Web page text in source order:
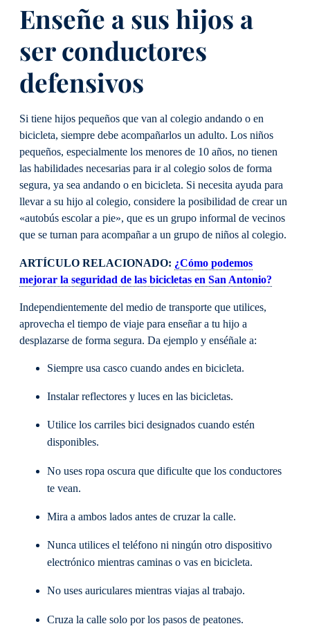
Enseñe a sus hijos a
ser conductores
defensivos
Si tiene hijos pequeños que van al colegio andando o en
bicicleta, siempre debe acompañarlos un adulto. Los niños
pequeños, especialmente los menores de 10 años, no tienen
las habilidades necesarias para ir al colegio solos de forma
segura, ya sea andando o en bicicleta. Si necesita ayuda para
llevar a su hijo al colegio, considere la posibilidad de crear un
«autobús escolar a pie», que es un grupo informal de vecinos
que se turnan para acompañar a un grupo de niños al colegio.
ARTÍCULO RELACIONADO: ¿Cómo podemos
mejorar la seguridad de las bicicletas en San Antonio?
Independientemente del medio de transporte que utilices,
aprovecha el tiempo de viaje para enseñar a tu hijo a
desplazarse de forma segura. Da ejemplo y enséñale a:
Siempre usa casco cuando andes en bicicleta.
Instalar reflectores y luces en las bicicletas.
Utilice los carriles bici designados cuando estén
disponibles.
No uses ropa oscura que dificulte que los conductores
te vean.
Mira a ambos lados antes de cruzar la calle.
Nunca utilices el teléfono ni ningún otro dispositivo
electrónico mientras caminas o vas en bicicleta.
No uses auriculares mientras viajas al trabajo.
Cruza la calle solo por los pasos de peatones.